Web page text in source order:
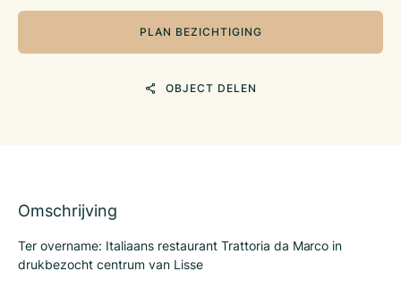
PLAN BEZICHTIGING
OBJECT DELEN
Omschrijving
Ter overname: Italiaans restaurant Trattoria da Marco in
drukbezocht centrum van Lisse